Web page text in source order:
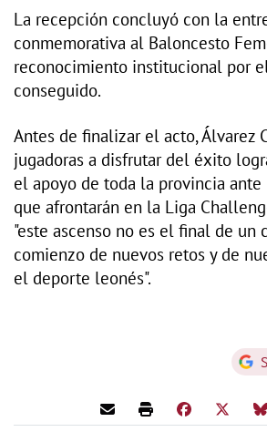
La recepción concluyó con la
conmemorativa al Baloncesto
reconocimiento institucional por
conseguido.
Antes de finalizar el acto, Álvarez
jugadoras a disfrutar del éxito
el apoyo de toda la provincia ante
que afrontarán en la Liga
"este ascenso no es el final de un
comienzo de nuevos retos y de
el deporte leonés".